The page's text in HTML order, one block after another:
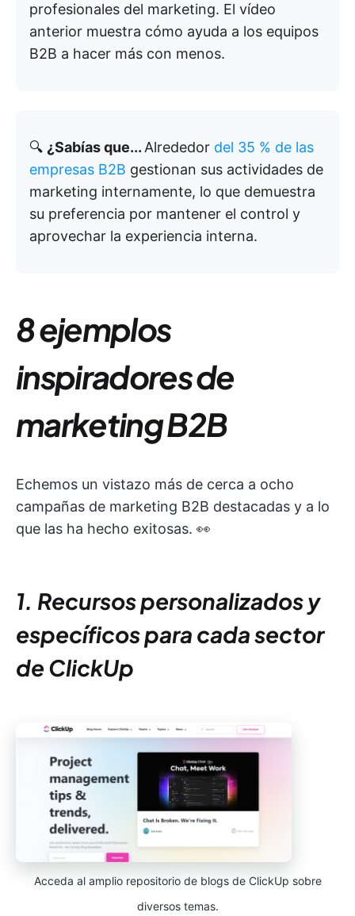
profesionales del marketing. El vídeo
anterior muestra cómo ayuda a los equipos
B2B a hacer más con menos.
🔍 ¿Sabías que... Alrededor del 35 % de las
empresas B2B gestionan sus actividades de
marketing internamente, lo que demuestra
su preferencia por mantener el control y
aprovechar la experiencia interna.
8 ejemplos
inspiradores de
marketing B2B
Echemos un vistazo más de cerca a ocho
campañas de marketing B2B destacadas y a lo
que las ha hecho exitosas. 👀
1. Recursos personalizados y
específicos para cada sector
de ClickUp
Acceda al amplio repositorio de blogs de ClickUp sobre
diversos temas.